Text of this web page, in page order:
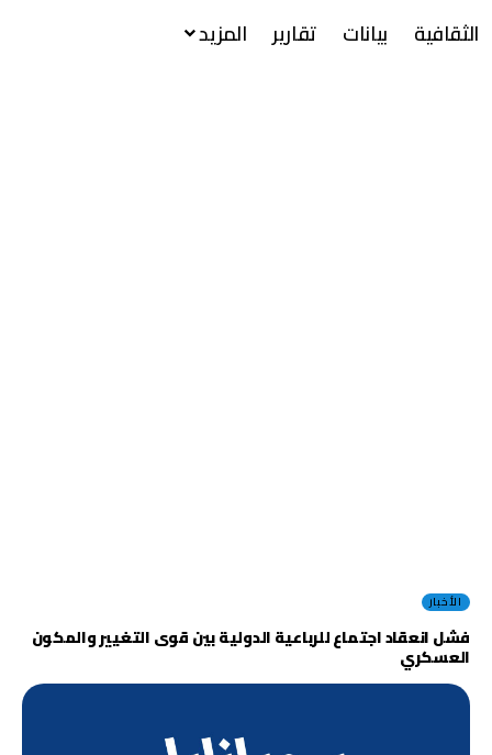
الثقافية
بيانات تقارير المزيد
الأخبار
فشل انعقاد اجتماع للرباعية الدولية بين قوى التغيير والمكون
العسكري